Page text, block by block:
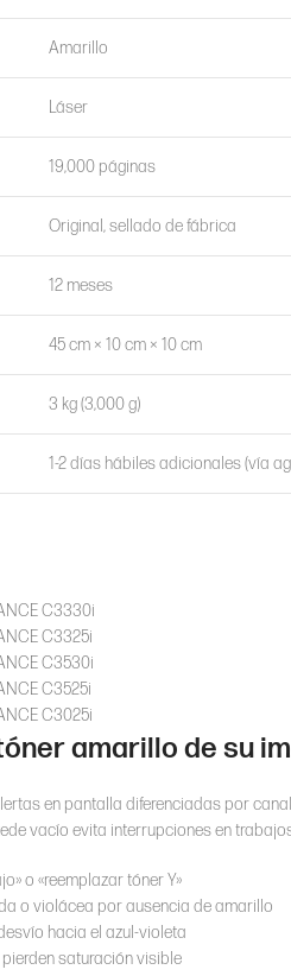
Amarillo
Láser
19,000 páginas
Original, sellado de fábrica
12 meses
45 cm × 10 cm × 10 cm
3 kg (3,000 g)
1-2 días hábiles adicionales (vía
C3330i
C3325i
C3530i
C3525i
C3025i
amarillo de su
en pantalla diferenciadas por
vacío evita interrupciones en
o «reemplazar tóner Y»
o violácea por ausencia de amarillo
hacia el azul-violeta
saturación visible